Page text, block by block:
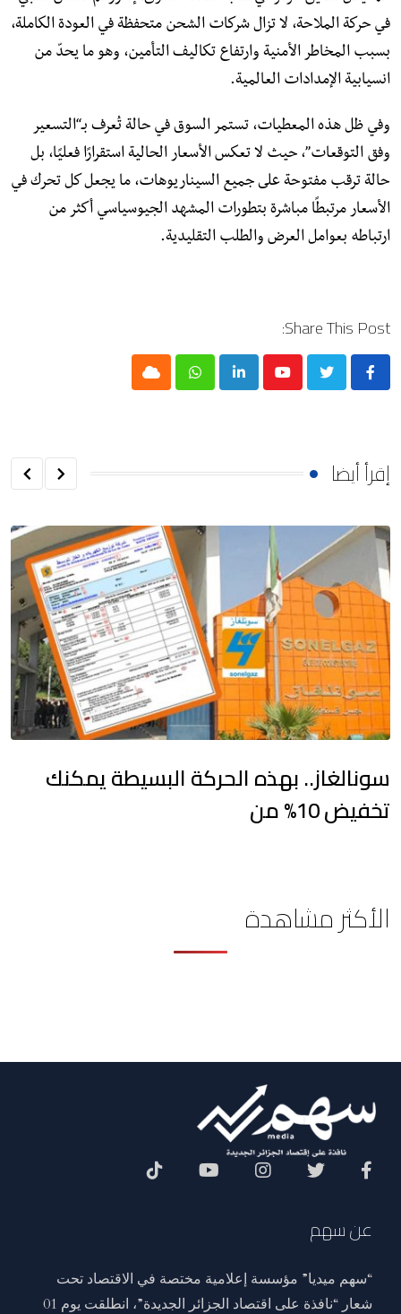
في حركة الملاحة، لا تزال شركات الشحن متحفظة في العودة الكاملة،
بسبب المخاطر الأمنية وارتفاع تكاليف التأمين، وهو ما يحدّ من
انسيابية الإمدادات العالمية.
وفي ظل هذه المعطيات، تستمر السوق في حالة تُعرف بـ“التسعير
وفق التوقعات”، حيث لا تعكس الأسعار الحالية استقرارًا فعليًا، بل
حالة ترقب مفتوحة على جميع السيناريوهات، ما يجعل كل تحرك في
الأسعار مرتبطًا مباشرة بتطورات المشهد الجيوسياسي أكثر من
ارتباطه بعوامل العرض والطلب التقليدية.
Share This Post:
Youtube
LinkedIn
Whatsapp
Cloud
إقرأ أيضا
سونالغاز.. بهذه الحركة البسيطة يمكنك
تخفيض 10% من
الأكثر مشاهدة
عن سهم
“سهم ميديا” مؤسسة إعلامية مختصة في الاقتصاد تحت
شعار “نافذة على اقتصاد الجزائر الجديدة”، انطلقت يوم 01